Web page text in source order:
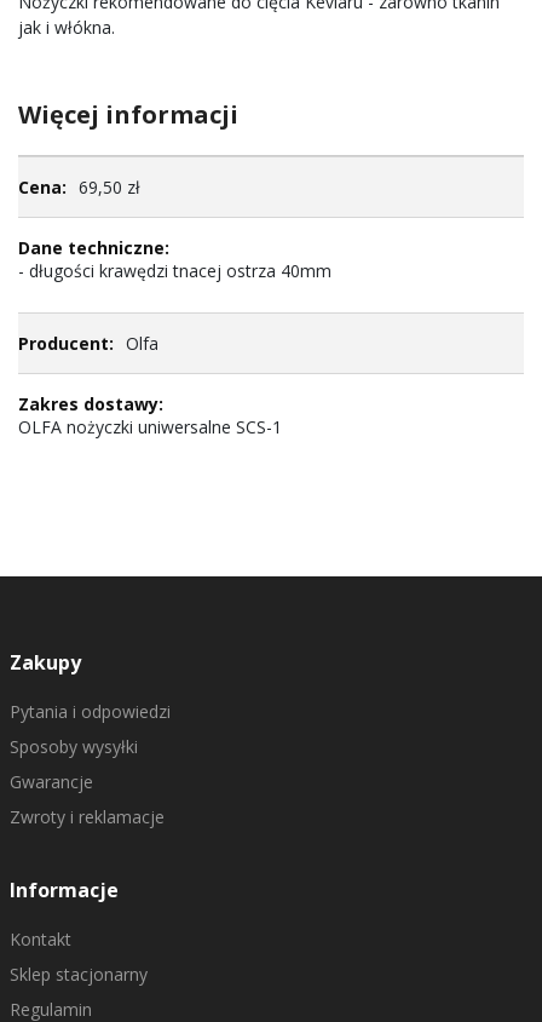
jak i włókna.
Więcej informacji
informacji69,50 zł
- długości krawędzi tnacej ostrza 40mm
Olfa
OLFA nożyczki uniwersalne SCS-1
Zakupy
Pytania i odpowiedzi
Sposoby wysyłki
Gwarancje
Zwroty i reklamacje
Informacje
Kontakt
Sklep stacjonarny
Regulamin